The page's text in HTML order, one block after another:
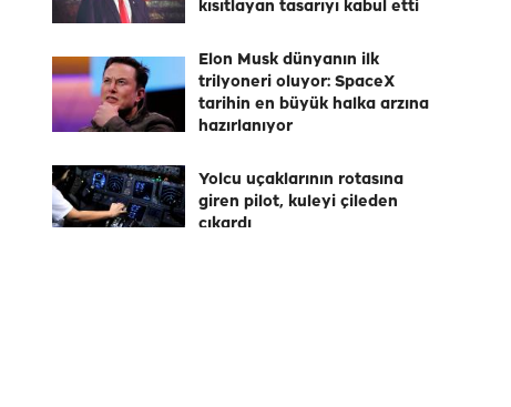
kısıtlayan tasarıyı kabul etti
Elon Musk dünyanın ilk
trilyoneri oluyor: SpaceX
tarihin en büyük halka arzına
hazırlanıyor
Yolcu uçaklarının rotasına
giren pilot, kuleyi çileden
çıkardı